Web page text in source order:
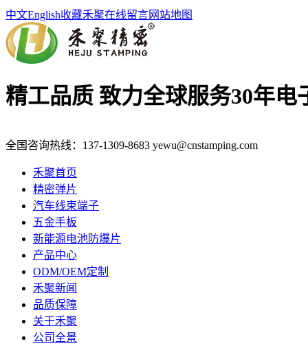
中文English收藏禾聚在线留言网站地图
精工品质 致力全球服务30年电
全国咨询热线： 137-1309-8683 yewu@cnstamping.com
禾聚首页
精密弹片
汽车线束端子
五金手板
新能源电池防爆片
产品中心
ODM/OEM定制
禾聚新闻
品质保障
关于禾聚
公司全景